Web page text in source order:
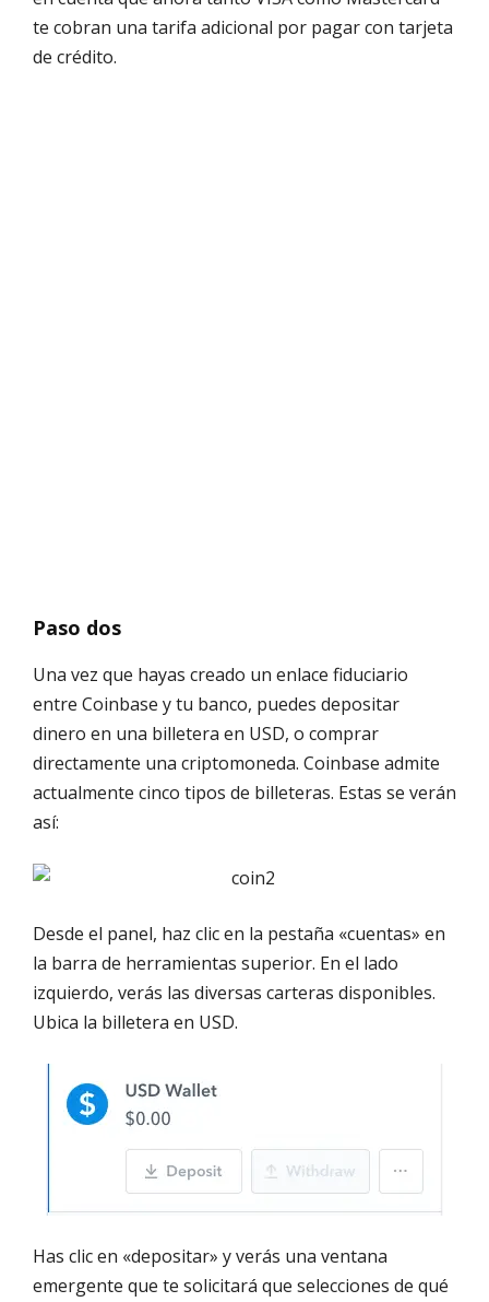
te cobran una tarifa adicional por pagar con tarjeta
de crédito.
Paso dos
Una vez que hayas creado un enlace fiduciario
entre Coinbase y tu banco, puedes depositar
dinero en una billetera en USD, o comprar
directamente una criptomoneda. Coinbase admite
actualmente cinco tipos de billeteras. Estas se verán
así:
Desde el panel, haz clic en la pestaña «cuentas» en
la barra de herramientas superior. En el lado
izquierdo, verás las diversas carteras disponibles.
Ubica la billetera en USD.
Has clic en «depositar» y verás una ventana
emergente que te solicitará que selecciones de qué